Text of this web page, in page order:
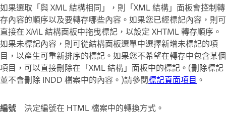
如果選取「與 XML 結構相同」，則「XML 結構」面板會控制轉
存內容的順序以及要轉存哪些內容。如果您已經標記內容，則可
直接在 XML 結構面板中拖曳標記，以設定 XHTML 轉存順序。
如果未標記內容，則可從結構面板選單中選擇新增未標記的項
目，以產生可重新排序的標記。如果您不希望在轉存中包含某個
項目，可以直接刪除在「XML 結構」面板中的標記。(刪除標記
並不會刪除 INDD 檔案中的內容。)請參閱標記頁面項目 。
編號 決定編號在 HTML 檔案中的轉換方式。